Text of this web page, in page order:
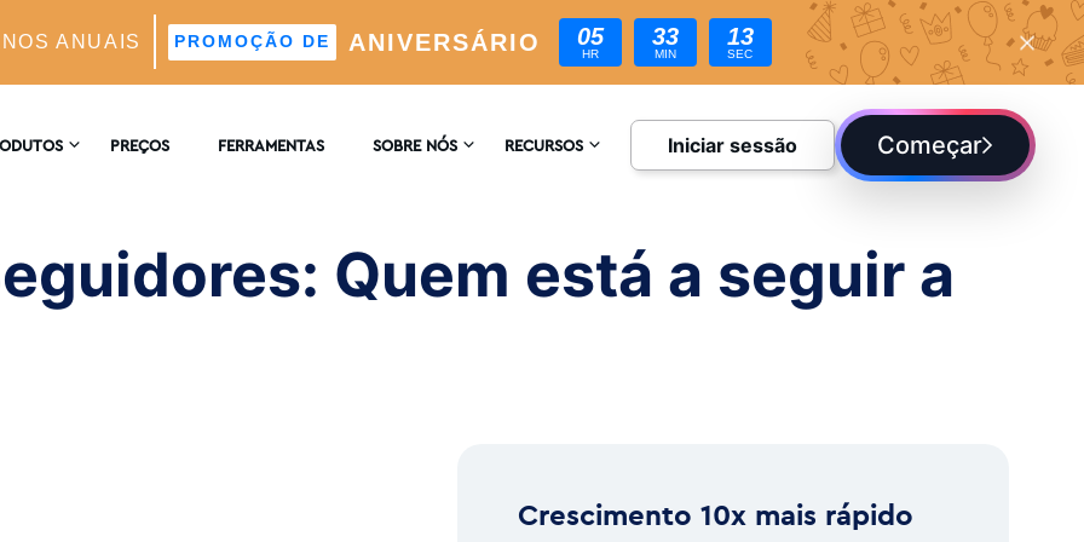
ANUAIS ANIVERSÁRIO
PROMOÇÃO DE 05
HR
33
MIN
11
SEC
Suportado Por IA
Análises
PREÇOS FERRAMENTAS SOBRE NÓS
COMENTÁRIOS
RECURSOS
BLOGUE
Iniciar sessão Começar
Quem está a seguir a
Crescimento 10x mais rápido